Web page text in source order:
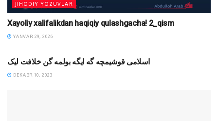
JIHODIY YOZUVLAR
Xayoliy xalifalikdan haqiqiy qulashgacha! 2_qism
YANVAR 29, 2026
اسلامی قوشیمچه گه ایگه بولمه گن خلافت لیک
DEKABR 10, 2023